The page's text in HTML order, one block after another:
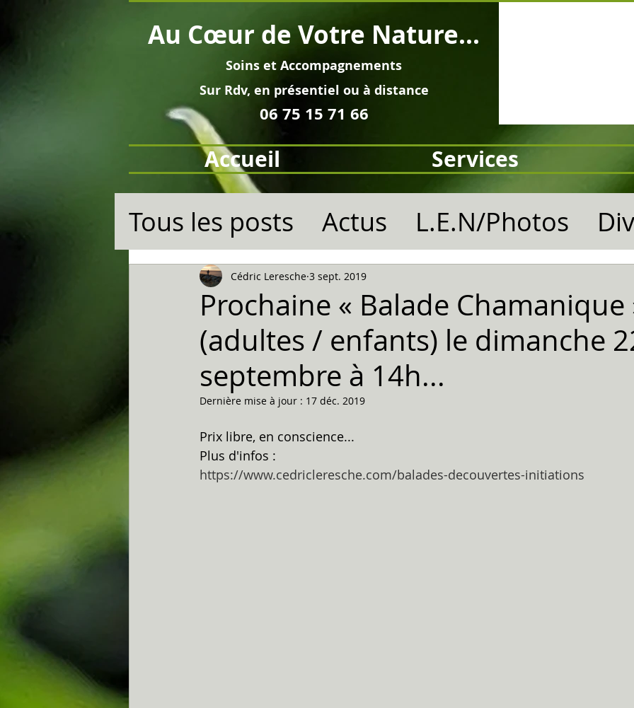
Soins et Accompagnements
Sur Rdv, en présentiel ou à distance
06 75 15 71 66
Au Cœur de Votre Nature...
Accueil Services
Tous les posts Actus L.E.N/Photos
Prochaine « Balade Chamanique
(adultes / enfants) le dimanche
septembre à 14h...
Cédric Leresche 3 sept. 2019
Dernière mise à jour : 17 déc. 2019
Prix libre, en conscience...
Plus d'infos :
https://www.cedricleresche.com/balades-decouvertes-initiations